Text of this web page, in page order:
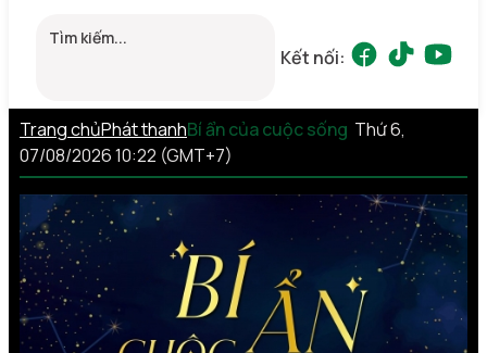
Kết nối:
Trang chủPhát thanhBí ẩn của cuộc sống Thứ 6,
07/08/2026 10:22 (GMT+7)